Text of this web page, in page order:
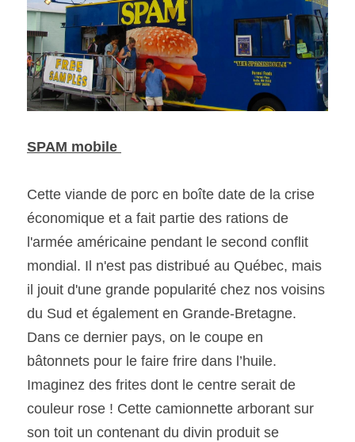
SPAM mobile
Cette viande de porc en boîte date de la crise
économique et a fait partie des rations de
l'armée américaine pendant le second conflit
mondial. Il n'est pas distribué au Québec, mais
il jouit d'une grande popularité chez nos voisins
du Sud et également en Grande-Bretagne.
Dans ce dernier pays, on le coupe en
bâtonnets pour le faire frire dans l’huile.
Imaginez des frites dont le centre serait de
couleur rose ! Cette camionnette arborant sur
son toit un contenant du divin produit se